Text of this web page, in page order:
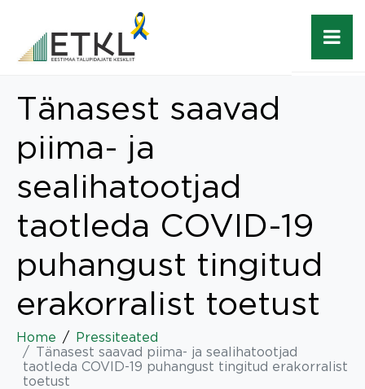
Tänasest saavad
piima- ja
sealihatootjad
taotleda COVID-19
puhangust tingitud
erakorralist toetust
Home
Pressiteated
Tänasest saavad piima- ja sealihatootjad
taotleda COVID-19 puhangust tingitud erakorralist
toetust